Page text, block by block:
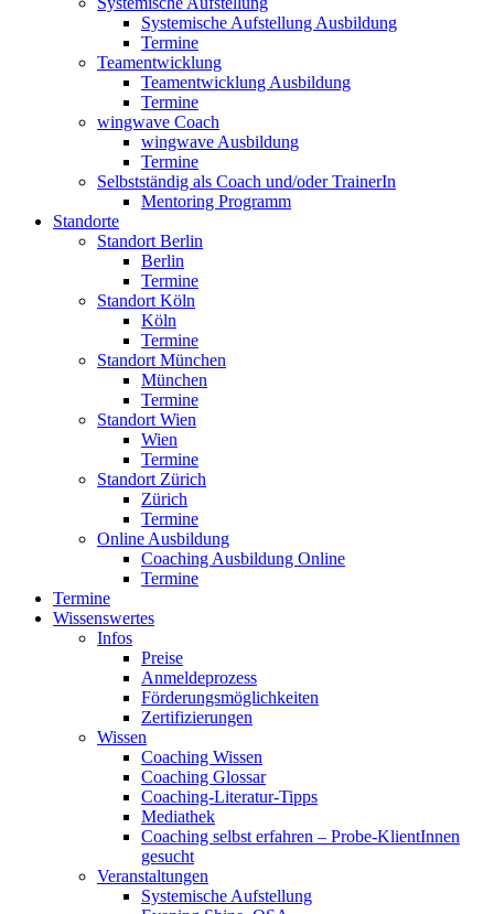
Systemische Aufstellung Ausbildung
Termine
Teamentwicklung
Teamentwicklung Ausbildung
Termine
wingwave Coach
wingwave Ausbildung
Termine
Selbstständig als Coach und/oder TrainerIn
Mentoring Programm
Standorte
Standort Berlin
Berlin
Termine
Standort Köln
Köln
Termine
Standort München
München
Termine
Standort Wien
Wien
Termine
Standort Zürich
Zürich
Termine
Online Ausbildung
Coaching Ausbildung Online
Termine
Termine
Wissenswertes
Infos
Preise
Anmeldeprozess
Förderungsmöglichkeiten
Zertifizierungen
Wissen
Coaching Wissen
Coaching Glossar
Coaching-Literatur-Tipps
Mediathek
Coaching selbst erfahren – Probe-KlientInnen
gesucht
Veranstaltungen
Systemische Aufstellung